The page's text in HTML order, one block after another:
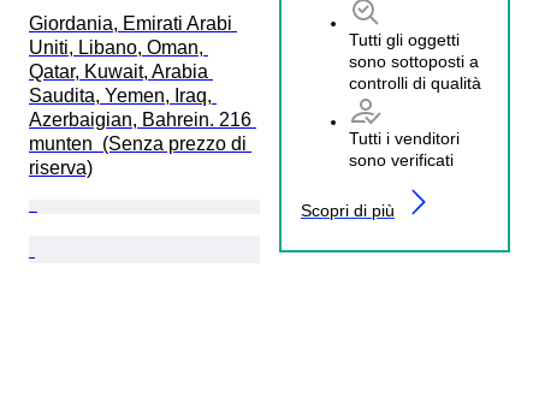
Giordania, Emirati Arabi
Uniti, Libano, Oman,
Qatar, Kuwait, Arabia
Saudita, Yemen, Iraq,
Azerbaigian, Bahrein. 216
munten  (Senza prezzo di
riserva)
Tutti gli oggetti
sono sottoposti a
controlli di qualità
Tutti i venditori
sono verificati
Scopri di più